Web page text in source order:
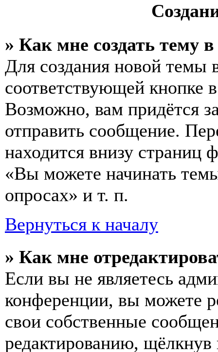
» Как мне создать тему
Для создания новой темы
соответствующей кнопке
Возможно, вам придётся
отправить сообщение.
находится внизу
«Вы можете начинать
опросах» и т. п.
Вернуться к началу
» Как мне
Если вы не являетесь
конференции, вы можете
свои собственные
редактированию,